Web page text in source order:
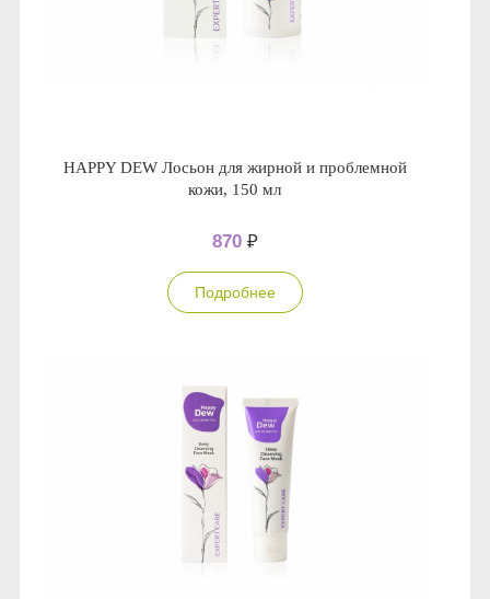
HAPPY DEW Лосьон для жирной и проблемной
кожи, 150 мл
870 ₽
Подробнее